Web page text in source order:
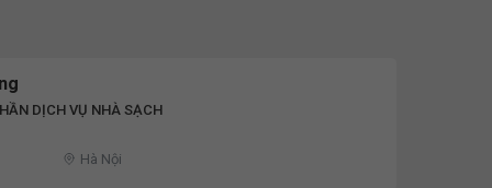
DỊCH VỤ NHÀ SẠCH
Hà Nội